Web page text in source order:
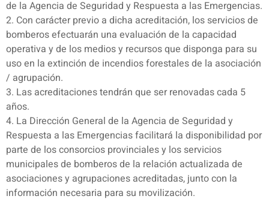
de la Agencia de Seguridad y Respuesta a las Emergencias.
2. Con carácter previo a dicha acreditación, los servicios de
bomberos efectuarán una evaluación de la capacidad
operativa y de los medios y recursos que disponga para su
uso en la extinción de incendios forestales de la asociación
/ agrupación.
3. Las acreditaciones tendrán que ser renovadas cada 5
años.
4. La Dirección General de la Agencia de Seguridad y
Respuesta a las Emergencias facilitará la disponibilidad por
parte de los consorcios provinciales y los servicios
municipales de bomberos de la relación actualizada de
asociaciones y agrupaciones acreditadas, junto con la
información necesaria para su movilización.